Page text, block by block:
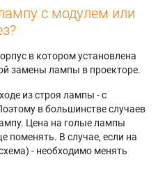
XAC
XAA
Samsung SP50L6HD
Samsung
SP61K3HDX/XAX
Samsung
SP61K3HVX/XAP
Samsung
SP71L8UHNX/XAX
с модулем или
в котором установлена
замены лампы в проекторе.
из строя лампы - с
в большинстве случаев
Цена на голые лампы
поменять. В случае, если на
- необходимо менять